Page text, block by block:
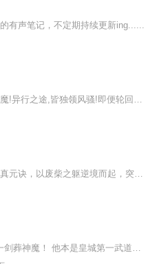
有声笔记，不定期持续更新ing......